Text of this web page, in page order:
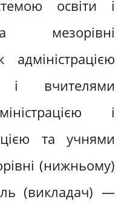
освіти і
мезорівні
і вчителями
і
та учнями
(нижньому)
(викладач) —